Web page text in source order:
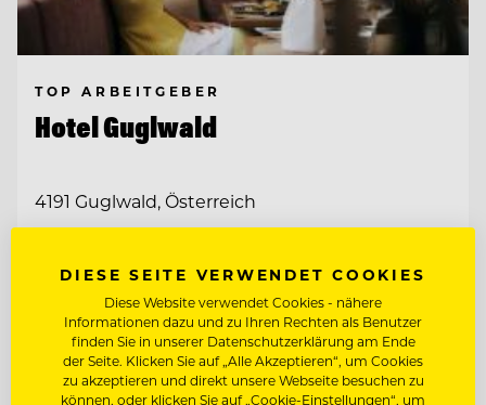
TOP ARBEITGEBER
Hotel Guglwald
4191 Guglwald, Österreich
JUNGKOCH
CHEF DE PARTIE
Entdecke alle Jobs
DIESE SEITE VERWENDET COOKIES
Diese Website verwendet Cookies - nähere
Informationen dazu und zu Ihren Rechten als Benutzer
finden Sie in unserer Datenschutzerklärung am Ende
der Seite. Klicken Sie auf „Alle Akzeptieren“, um Cookies
zu akzeptieren und direkt unsere Webseite besuchen zu
können, oder klicken Sie auf „Cookie-Einstellungen“, um